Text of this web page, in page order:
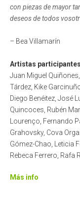
con piezas de mayor
deseos de todos
– Bea Villamarín
Artistas
Juan Miguel
Tárdez, Kike
Diego Benéitez, José
Quincoces, Rubén
Lourenço, Fernando
Grahovsky, Cova
Gómez-Chao, Leticia
Rebeca Ferrero, Rafa
Más info